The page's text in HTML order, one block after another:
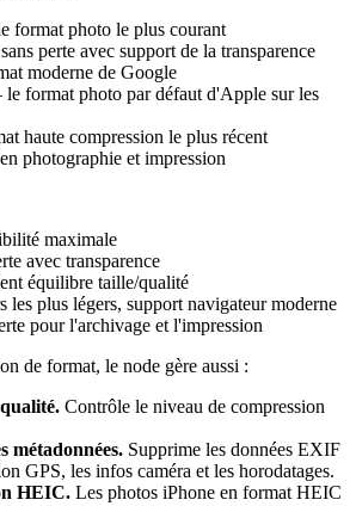
format photo le plus courant
perte avec support de la transparence
moderne de Google
format photo par défaut d'Apple sur les
haute compression le plus récent
photographie et impression
maximale
avec transparence
équilibre taille/qualité
plus légers, support navigateur moderne
pour l'archivage et l'impression
de format, le node gère aussi :
Contrôle le niveau de compression
métadonnées. Supprime les données EXIF
GPS, les infos caméra et les horodatages.
HEIC. Les photos iPhone en format HEIC